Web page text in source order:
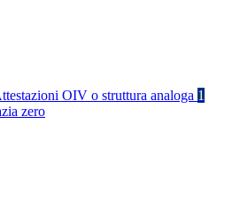
OIV o struttura analoga 1
zero